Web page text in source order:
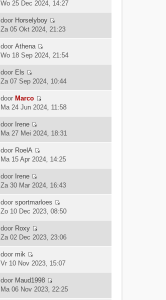
h
r
i
c
h
e
b
e
r
c
h
t
s
t
e
b
e
r
i
h
l
a
a
t
s
e
b
r
h
i
j
k
l
a
t
s
e
b
r
i
h
k
i
j
a
t
s
e
b
r
h
Wo 25 Dec 2024, 14:27
door Horselyboy
B
i
j
l
a
t
s
e
b
r
i
h
Za 05 Okt 2024, 21:23
door Athena
B
i
j
l
a
t
s
e
b
r
c
h
Wo 18 Sep 2024, 21:54
door Els
B
k
j
k
a
a
t
s
t
e
b
e
r
i
c
h
Za 07 Sep 2024, 10:44
door Marco
B
i
j
l
a
t
s
t
e
b
r
h
t
Ma 24 Jun 2024, 11:58
door Irene
B
k
i
j
l
a
a
t
s
t
e
b
r
i
c
h
Ma 27 Mei 2024, 18:31
door RoelA
B
i
j
k
l
a
t
s
e
b
e
r
Ma 15 Apr 2024, 14:25
door Irene
B
k
i
j
k
l
a
t
s
t
e
Za 30 Mar 2024, 16:43
door sportmarloes
B
i
j
l
a
t
Zo 10 Dec 2023, 08:50
door Roxy
B
i
j
k
l
a
Za 02 Dec 2023, 23:06
door mik
B
k
j
Vr 10 Nov 2023, 15:07
door Maud1998
B
Ma 06 Nov 2023, 22:25